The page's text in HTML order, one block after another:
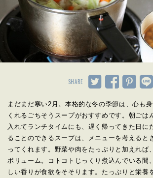
SHARE
まだまだ寒い2月。本格的な冬の季節は、心も
くれるごちそうスープがおすすめです。朝ごは
入れてランチタイムにも、遅く帰ってきた日に
ることのできるスープは、メニューを考えると
ってくれます。野菜や肉をたっぷりと加えれば
ボリューム。コトコトじっくり煮込んでいる間
しい香りが食欲をそそります。たっぷりと栄養